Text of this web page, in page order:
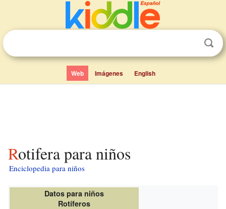
Web Imágenes English
Rotifera para niños
Enciclopedia para niños
Datos para niños
Rotíferos